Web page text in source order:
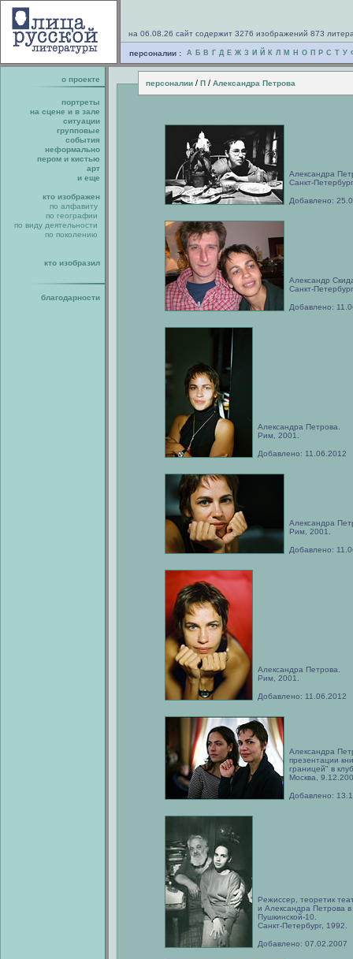
на 06.08.26 сайт содержит 3276 изображений 873
персоналии : А Б В Г Д Е Ж З И Й К Л М Н О П Р С Т У
о проекте персоналии / П / Александра Петрова
портреты
на сцене и в зале
ситуации
групповые
события
неформально
пером и кистью
арт
и еще
кто изображен
по алфавиту
по географии
по виду деятельности
по поколению
кто изобразил
благодарности
Александра
Санкт-
Добавлено:
Александр
Санкт-
Добавлено:
Александра Петрова.
Рим, 2001.
Добавлено: 11.06.2012
Александра
Рим, 2001.
Добавлено:
Александра Петрова.
Рим, 2001.
Добавлено: 11.06.2012
Александра
презентации
границей" в
Москва,
Добавлено:
Режиссер, теоретик
и Александра Петрова в
Пушкинской-10.
Санкт-Петербург, 1992.
Добавлено: 07.02.2007